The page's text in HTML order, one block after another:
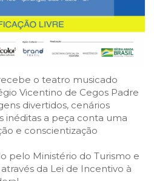
o teatro musicado
Vicentino de Cegos Padre
divertidos, cenários
inéditas a peça conta uma
e conscientização
pelo Ministério do Turismo e
da Lei de Incentivo à